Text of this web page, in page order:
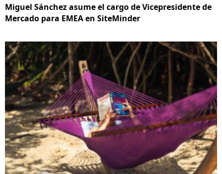
Miguel Sánchez asume el cargo de Vicepresidente de
Mercado para EMEA en SiteMinder